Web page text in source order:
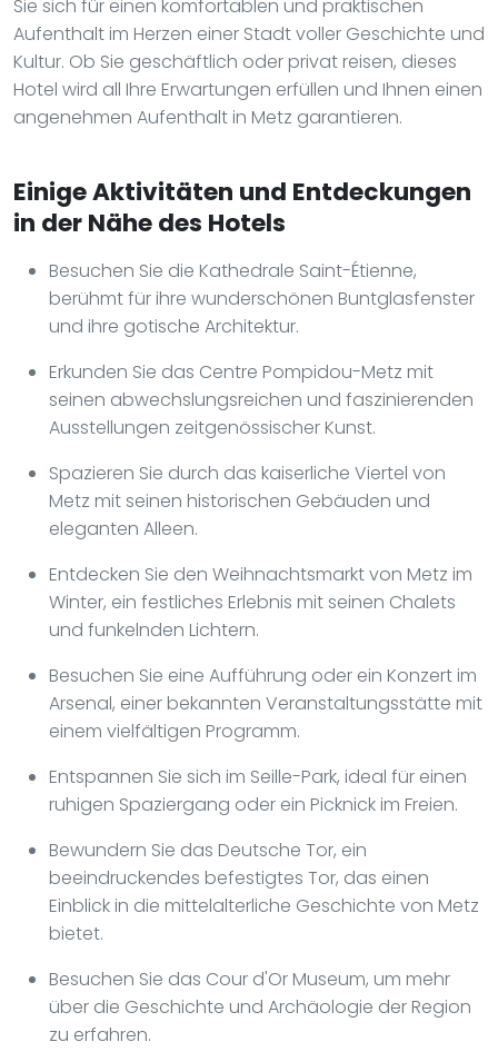
Sie sich für einen komfortablen und praktischen
Aufenthalt im Herzen einer Stadt voller Geschichte und
Kultur. Ob Sie geschäftlich oder privat reisen, dieses
Hotel wird all Ihre Erwartungen erfüllen und Ihnen einen
angenehmen Aufenthalt in Metz garantieren.
Einige Aktivitäten und Entdeckungen
in der Nähe des Hotels
Besuchen Sie die Kathedrale Saint-Étienne,
berühmt für ihre wunderschönen Buntglasfenster
und ihre gotische Architektur.
Erkunden Sie das Centre Pompidou-Metz mit
seinen abwechslungsreichen und faszinierenden
Ausstellungen zeitgenössischer Kunst.
Spazieren Sie durch das kaiserliche Viertel von
Metz mit seinen historischen Gebäuden und
eleganten Alleen.
Entdecken Sie den Weihnachtsmarkt von Metz im
Winter, ein festliches Erlebnis mit seinen Chalets
und funkelnden Lichtern.
Besuchen Sie eine Aufführung oder ein Konzert im
Arsenal, einer bekannten Veranstaltungsstätte mit
einem vielfältigen Programm.
Entspannen Sie sich im Seille-Park, ideal für einen
ruhigen Spaziergang oder ein Picknick im Freien.
Bewundern Sie das Deutsche Tor, ein
beeindruckendes befestigtes Tor, das einen
Einblick in die mittelalterliche Geschichte von Metz
bietet.
Besuchen Sie das Cour d'Or Museum, um mehr
über die Geschichte und Archäologie der Region
zu erfahren.